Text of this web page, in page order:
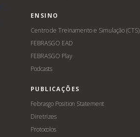
ENSINO
Centro de Treinamento e Simulação (CTS)
FEBRASGO EAD
FEBRASGO Play
Podcasts
PUBLICAÇÕES
Febrasgo Position Statement
Diretrizes
Protocolos